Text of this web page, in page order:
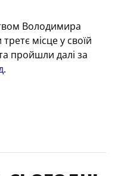
Володимира
місце у своїй
пройшли далі за
.